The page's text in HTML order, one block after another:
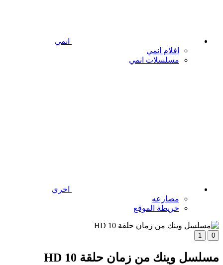
انمي
افلام انمي
مسلسلات انمي
اخري
مصارعه
خريطة الموقع
0
1
مسلسل وينك من زمان حلقة 10 HD